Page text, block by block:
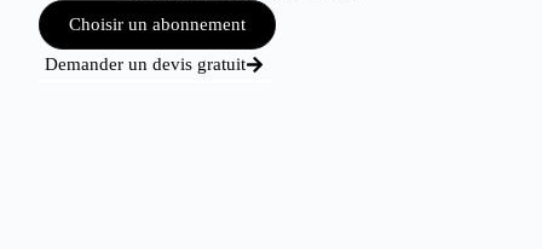
Choisir un abonnement
Demander un devis gratuit